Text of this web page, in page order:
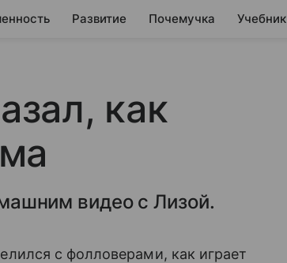
Развитие Почемучка Учебник
как
видео с Лизой.
с фолловерами, как играет